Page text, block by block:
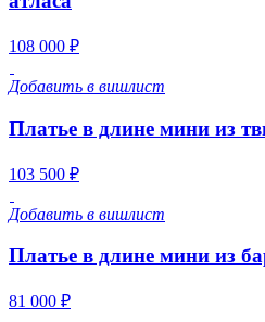
108 000 ₽
Добавить в вишлист
Платье в длине мини из
103 500 ₽
Добавить в вишлист
Платье в длине мини из
81 000 ₽